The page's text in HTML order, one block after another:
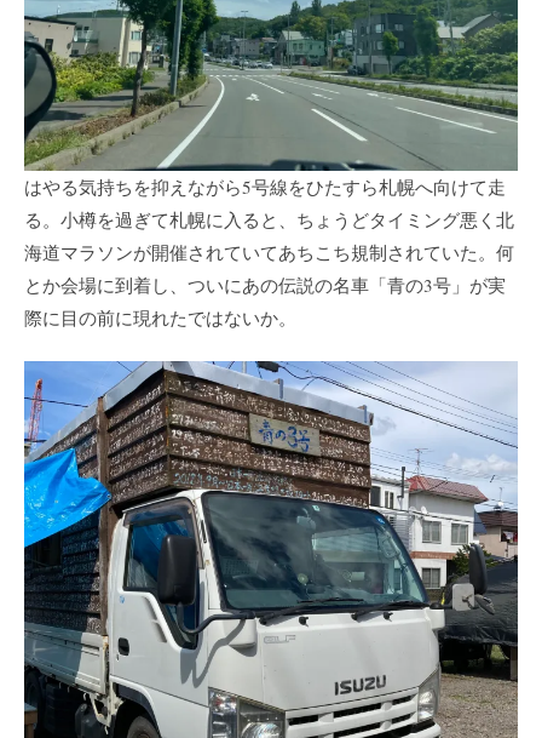
はやる気持ちを抑えながら5号線をひたすら札幌へ向けて走
る。小樽を過ぎて札幌に入ると、ちょうどタイミング悪く北
海道マラソンが開催されていてあちこち規制されていた。何
とか会場に到着し、ついにあの伝説の名車「青の3号」が実
際に目の前に現れたではないか。